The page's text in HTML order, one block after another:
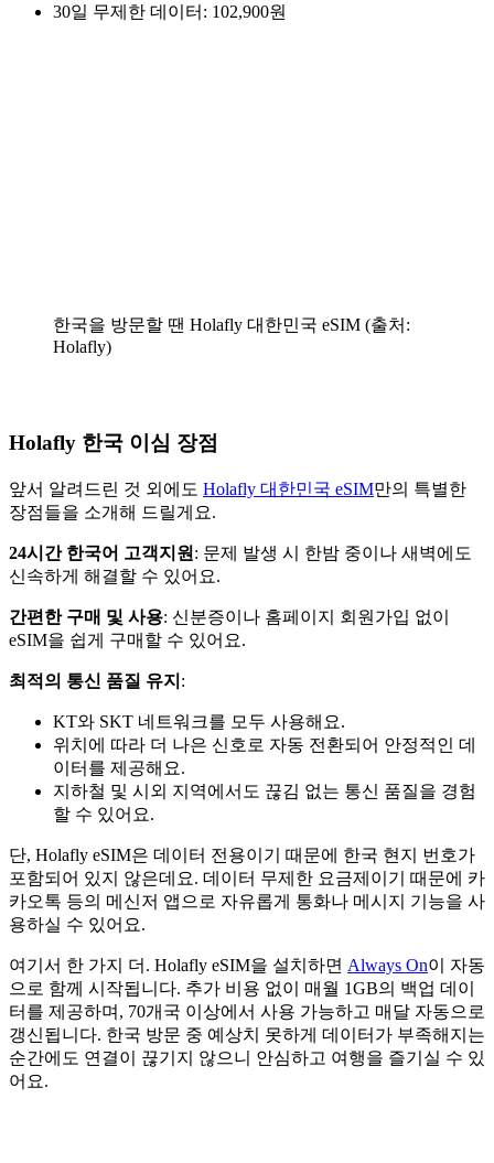
30일 무제한 데이터: 102,900원
한국을 방문할 땐 Holafly 대한민국 eSIM (출처:
Holafly)
Holafly 한국 이심 장점
앞서 알려드린 것 외에도 Holafly 대한민국 eSIM만의 특별한
장점들을 소개해 드릴게요.
24시간 한국어 고객지원 : 문제 발생 시 한밤 중이나 새벽에도
신속하게 해결할 수 있어요.
간편한 구매 및 사용: 신분증이나 홈페이지 회원가입 없이
eSIM을 쉽게 구매할 수 있어요.
최적의 통신 품질 유지 :
KT와 SKT 네트워크를 모두 사용해요.
위치에 따라 더 나은 신호로 자동 전환되어 안정적인 데
이터를 제공해요.
지하철 및 시외 지역에서도 끊김 없는 통신 품질을 경험
할 수 있어요.
단, Holafly eSIM은 데이터 전용이기 때문에 한국 현지 번호가
포함되어 있지 않은데요. 데이터 무제한 요금제이기 때문에 카
카오톡 등의 메신저 앱으로 자유롭게 통화나 메시지 기능을 사
용하실 수 있어요.
여기서 한 가지 더. Holafly eSIM을 설치하면 Always On이 자동
으로 함께 시작됩니다. 추가 비용 없이 매월 1GB의 백업 데이
터를 제공하며, 70개국 이상에서 사용 가능하고 매달 자동으로
갱신됩니다. 한국 방문 중 예상치 못하게 데이터가 부족해지는
순간에도 연결이 끊기지 않으니 안심하고 여행을 즐기실 수 있
어요.